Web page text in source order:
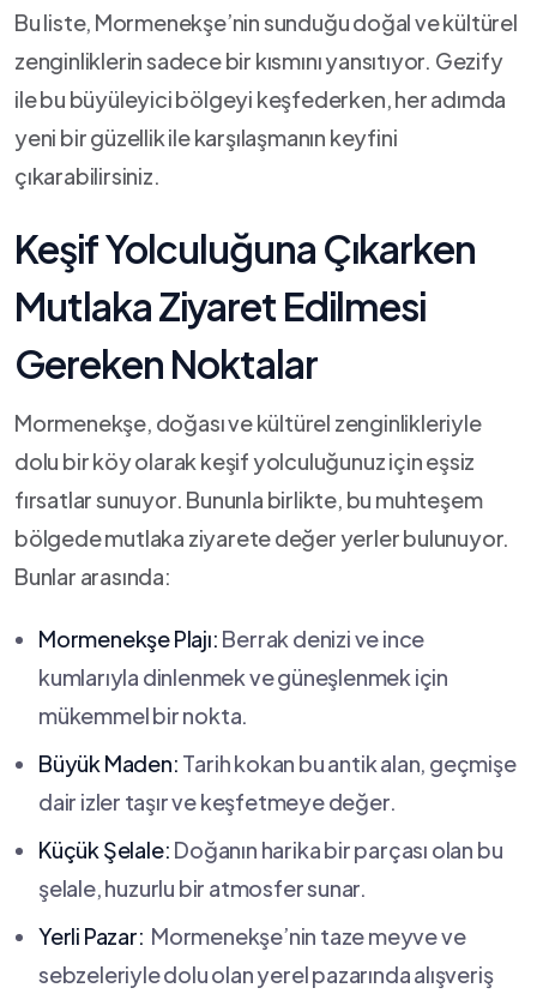
Bu liste,⁤ Mormenekşe’nin sunduğu doğal ve kültürel
zenginliklerin sadece bir kısmını ​yansıtıyor. Gezify
ile bu‍ büyüleyici bölgeyi keşfederken, her‍ adımda
yeni bir güzellik ile karşılaşmanın ‍keyfini
çıkarabilirsiniz.
Keşif Yolculuğuna Çıkarken
Mutlaka Ziyaret Edilmesi
Gereken Noktalar
Mormenekşe, doğası ve kültürel zenginlikleriyle
dolu bir köy olarak keşif yolculuğunuz için eşsiz
fırsatlar sunuyor. Bununla birlikte, bu muhteşem
bölgede mutlaka ziyarete ⁣değer yerler bulunuyor.
Bunlar arasında:
Mormenekşe Plajı: Berrak denizi ve ince
kumlarıyla dinlenmek ve güneşlenmek‌ için
mükemmel‌ bir nokta.
Büyük Maden: Tarih kokan bu antik alan, geçmişe
dair izler ⁢taşır ve keşfetmeye değer.
Küçük Şelale: Doğanın harika bir parçası olan bu
şelale, huzurlu bir atmosfer sunar.
Yerli Pazar: ⁣ Mormenekşe’nin taze meyve ve
sebzeleriyle dolu olan yerel pazarında alışveriş